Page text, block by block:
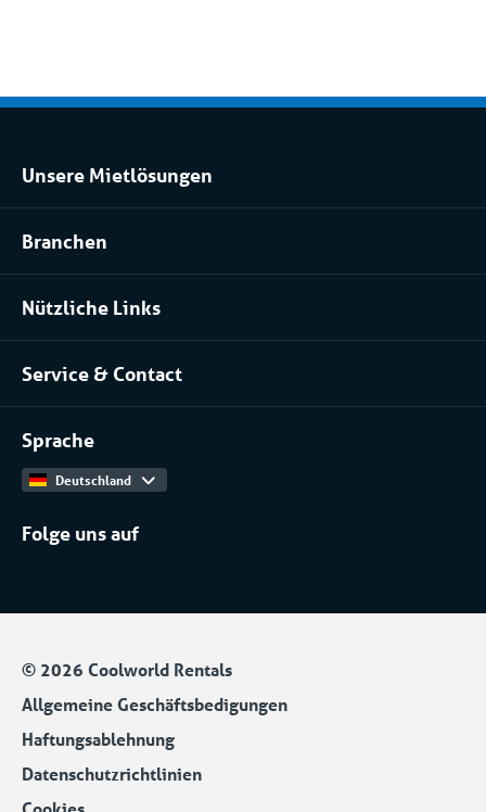
Unsere Mietlösungen
Kühlraum und Tiefkühlraum mieten
Prozessanlage mieten
Klimatisierung mieten
Branchen
Pharma
Installateure
Lebensmittel
Nützliche Links
Über uns
Unser Team
Arbeiten bei
Produktkatalog
Service & Contact
Kontakt
Sprache
Deutschland
Folge uns auf
© 2026 Coolworld Rentals
Allgemeine Geschäftsbedigungen
Haftungsablehnung
Datenschutzrichtlinien